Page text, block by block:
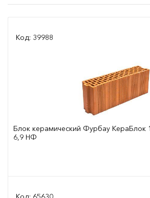
Код: 39988
Блок керамический Фурбау КераБлок
6,9 НФ